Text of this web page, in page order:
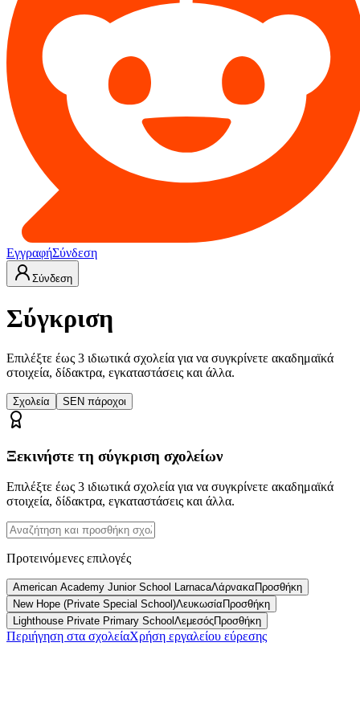
ΕγγραφήΣύνδεση
Σύνδεση
Σύγκριση
Επιλέξτε έως 3 ιδιωτικά σχολεία για να συγκρίνετε ακαδημαϊκά
στοιχεία, δίδακτρα, εγκαταστάσεις και άλλα.
Σχολεία SEN πάροχοι
Ξεκινήστε τη σύγκριση σχολείων
Επιλέξτε έως 3 ιδιωτικά σχολεία για να συγκρίνετε ακαδημαϊκά
στοιχεία, δίδακτρα, εγκαταστάσεις και άλλα.
Προτεινόμενες επιλογές
American Academy Junior School LarnacaΛάρνακα Προσθήκη
New Hope (Private Special School)Λευκωσία Προσθήκη
Lighthouse Private Primary School ΛεμεσόςΠροσθήκη
Περιήγηση στα σχολείαΧρήση εργαλείου εύρεσης